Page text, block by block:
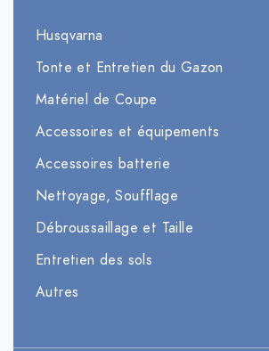
Husqvarna
Tonte et Entretien du Gazon
Matériel de Coupe
Accessoires et équipements
Accessoires batterie
Nettoyage, Soufflage
Débroussaillage et Taille
Entretien des sols
Autres